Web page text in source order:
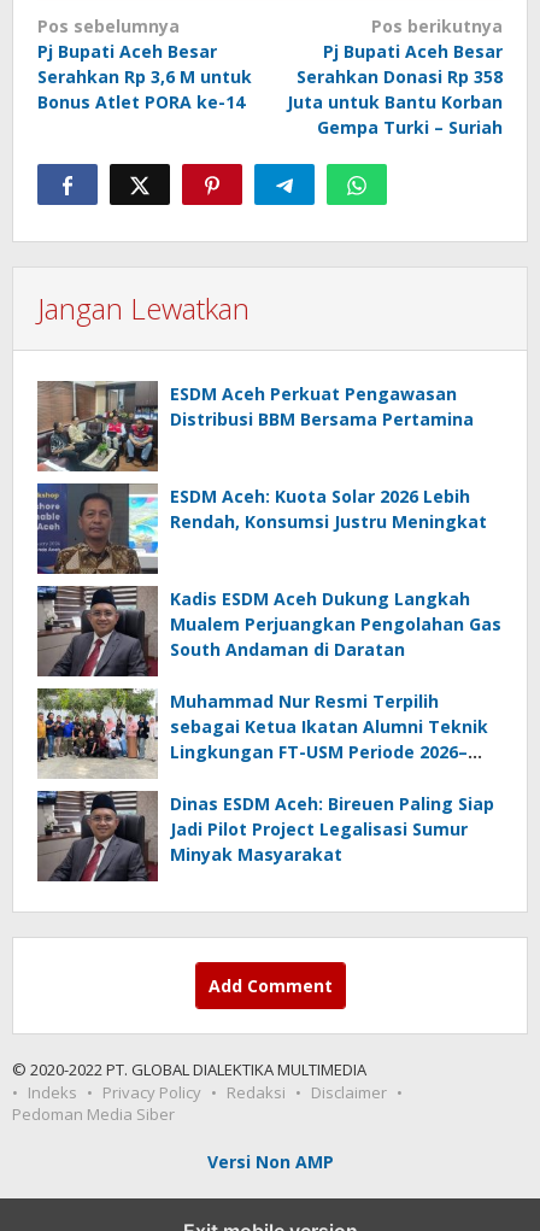
Navigasi
pos
Pos sebelumnya
Pj Bupati Aceh Besar
Serahkan Rp 3,6 M untuk
Bonus Atlet PORA ke-14
Pos berikutnya
Pj Bupati Aceh Besar
Serahkan Donasi Rp 358
Juta untuk Bantu Korban
Gempa Turki – Suriah
Jangan Lewatkan
ESDM Aceh Perkuat Pengawasan
Distribusi BBM Bersama Pertamina
ESDM Aceh: Kuota Solar 2026 Lebih
Rendah, Konsumsi Justru Meningkat
Kadis ESDM Aceh Dukung Langkah
Mualem Perjuangkan Pengolahan Gas
South Andaman di Daratan
Muhammad Nur Resmi Terpilih
sebagai Ketua Ikatan Alumni Teknik
Lingkungan FT-USM Periode 2026–
Dinas ESDM Aceh: Bireuen Paling Siap
Jadi Pilot Project Legalisasi Sumur
Minyak Masyarakat
Add Comment
© 2020-2022 PT. GLOBAL DIALEKTIKA MULTIMEDIA
Indeks
Privacy Policy Redaksi
Disclaimer
Pedoman Media Siber
Versi Non AMP